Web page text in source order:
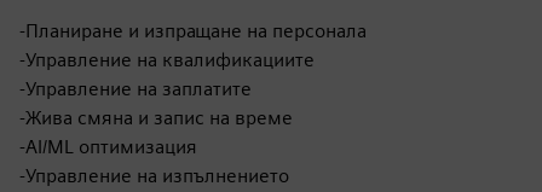
-Планиране и изпращане на персонала
-Управление на квалификациите
-Управление на заплатите
-Жива смяна и запис на време
-AI/ML оптимизация
-Управление на изпълнението